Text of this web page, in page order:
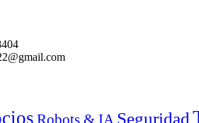
Robots & IA Seguridad